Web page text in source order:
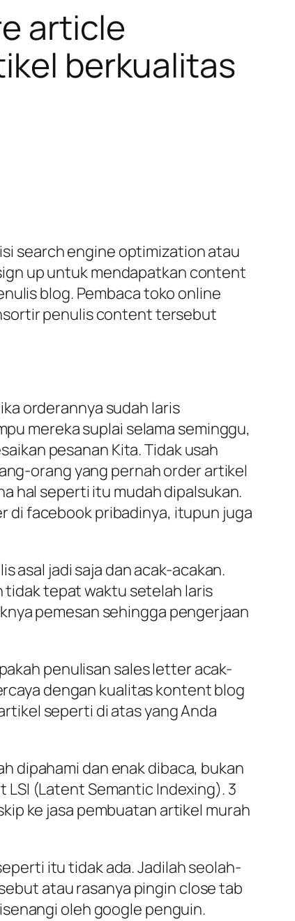
article
berkualitas
search engine optimization atau
up untuk mendapatkan content
blog. Pembaca toko online
penulis content tersebut
orderannya sudah laris
mereka suplai selama seminggu,
pesanan Kita. Tidak usah
orang yang pernah order artikel
hal seperti itu mudah dipalsukan.
di facebook pribadinya, itupun juga
asal jadi saja dan acak-acakan.
tidak tepat waktu setelah laris
pemesan sehingga pengerjaan
penulisan sales letter acak-
dengan kualitas kontent blog
seperti di atas yang Anda
dipahami dan enak dibaca, bukan
LSI (Latent Semantic Indexing). 3
ke jasa pembuatan artikel murah
itu tidak ada. Jadilah seolah-
atau rasanya pingin close tab
oleh google penguin.